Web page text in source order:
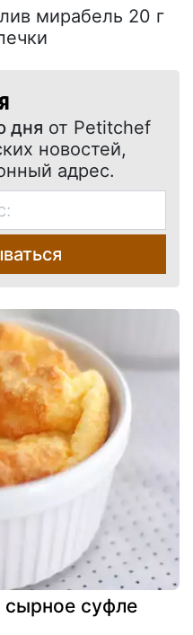
мирабель 20 г
дня от Petitchef
новостей,
адрес.
суфле